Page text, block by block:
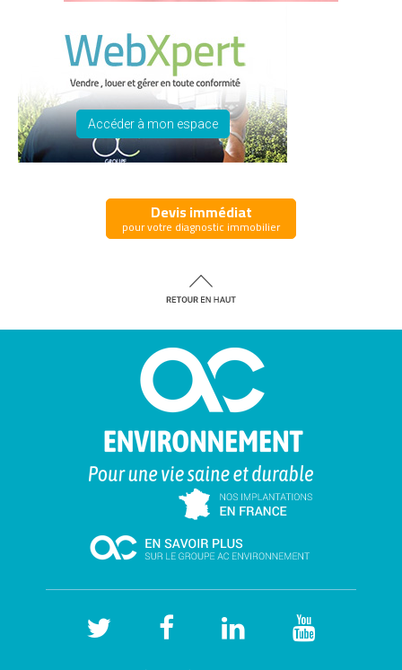
Accéder à mon espace
Devis immédiat
pour votre diagnostic immobilier